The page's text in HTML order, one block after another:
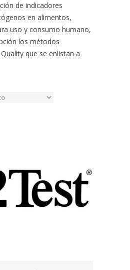
de indicadores
en alimentos,
uso y consumo humano,
los métodos
que se enlistan a